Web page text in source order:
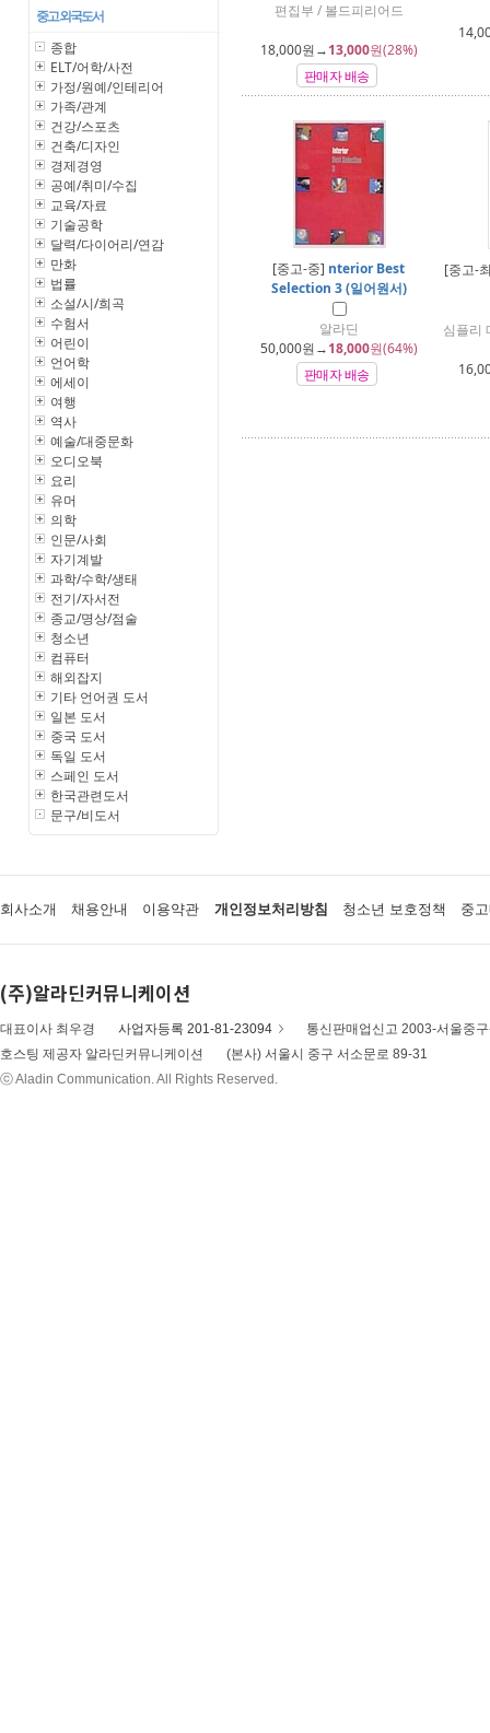
중고 외국도서
종합
ELT/어학/사전
가정/원예/인테리어
가족/관계
건강/스포츠
건축/디자인
경제경영
공예/취미/수집
교육/자료
기술공학
달력/다이어리/연감
만화
법률
소설/시/희곡
수험서
어린이
언어학
에세이
여행
역사
예술/대중문화
오디오북
요리
유머
의학
인문/사회
자기계발
과학/수학/생태
전기/자서전
종교/명상/점술
청소년
컴퓨터
해외잡지
기타 언어권 도서
일본 도서
중국 도서
독일 도서
스페인 도서
한국관련도서
문구/비도서
편집부 / 볼드피리어드
18,000원→13,000원(28%)
판매자 배송
[중고-중] nterior Best
Selection 3 (일어원서)
알라딘
50,000원→18,000원(64%)
판매자 배송
[중고-
심플리
회사소개 채용안내 이용약관 개인정보처리방침 청소년 보호정책 중
(주)알라딘커뮤니케이션
대표이사 최우경 사업자등록 201-81-23094
통신판매업신고 2003-서울중
호스팅 제공자 알라딘커뮤니케이션
(본사) 서울시 중구 서소문로 89-31
ⓒ Aladin Communication. All Rights Reserved.